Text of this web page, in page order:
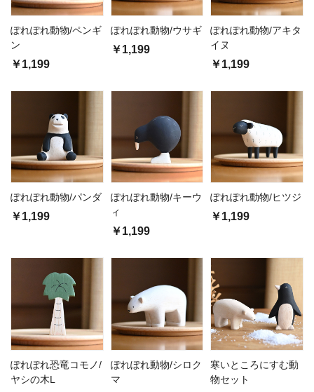
ぽれぽれ動物/ペンギ
ン
￥1,199
ぽれぽれ動物/ウサギ
￥1,199
ぽれぽれ動物/アキタ
イヌ
￥1,199
ぽれぽれ動物/パンダ
￥1,199
ぽれぽれ動物/キーウ
ィ
￥1,199
ぽれぽれ動物/ヒツジ
￥1,199
ぽれぽれ恐竜コモノ/
ヤシの木L
ぽれぽれ動物/シロク
マ
寒いところにすむ動
物セット